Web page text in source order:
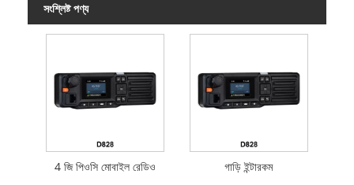
সংশ্লিষ্ট পণ্য
4 জি পিওসি মোবাইল রেডিও গাড়ি ইন্টারকম